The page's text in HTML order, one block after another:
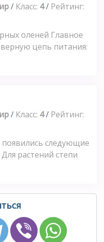
/ Класс: 4/ Рейтинг:
оленей Главное
цепь питания:
/ Класс: 4/ Рейтинг:
появились следующие
растений степи